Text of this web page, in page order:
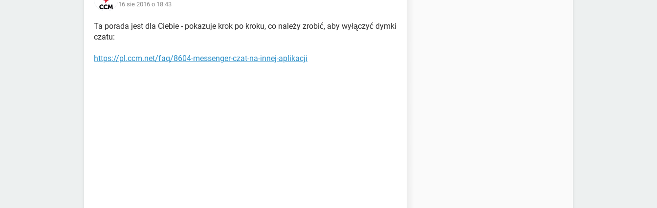
16 sie 2016 o 18:43
Ta porada jest dla Ciebie - pokazuje krok po kroku, co należy zrobić, aby wyłączyć dymki
czatu:
https://pl.ccm.net/faq/8604-messenger-czat-na-innej-aplikacji